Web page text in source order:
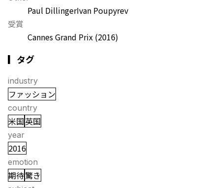
Paul DillingerIvan Poupyrev
受賞
Cannes Grand Prix (2016)
▎タグ
industry
ファッション
country
米国英国
year
2016
emotion
期待驚き